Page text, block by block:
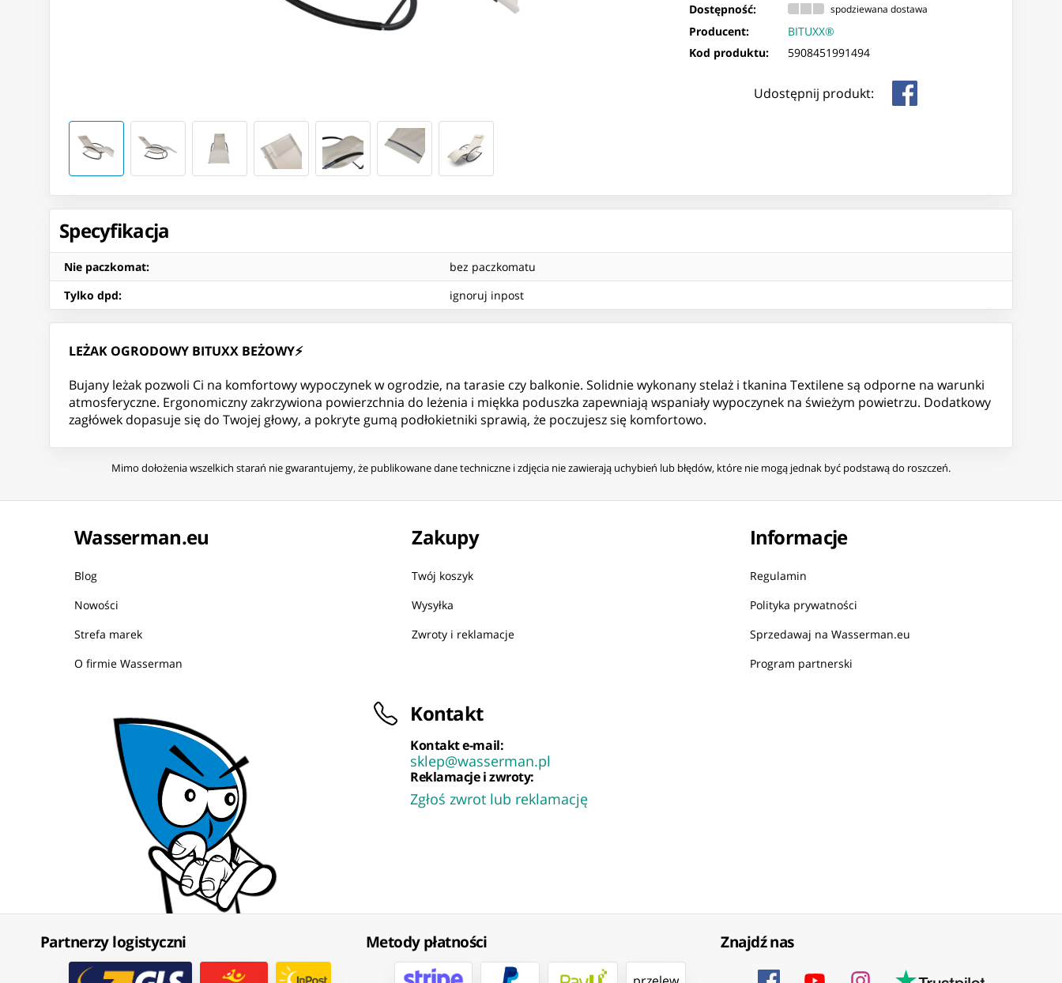
Dostępność: spodziewana dostawa
Producent:
BITUXX®
Kod produktu:
5908451991494
Udostępnij produkt:
Specyfikacja
Nie paczkomat:
bez paczkomatu
Tylko dpd: ignoruj inpost
LEŻAK OGRODOWY BITUXX BEŻOWY⚡
Bujany leżak pozwoli Ci na komfortowy wypoczynek w ogrodzie, na tarasie czy balkonie. Solidnie wykonany stelaż i tkanina Textilene są odporne na warunki
atmosferyczne. Ergonomiczny zakrzywiona powierzchnia do leżenia i miękka poduszka zapewniają wspaniały wypoczynek na świeżym powietrzu. Dodatkowy
zagłówek dopasuje się do Twojej głowy, a pokryte gumą podłokietniki sprawią, że poczujesz się komfortowo.
Mimo dołożenia wszelkich starań nie gwarantujemy, że publikowane dane techniczne i zdjęcia nie zawierają uchybień lub błędów, które nie mogą jednak być podstawą do roszczeń.
Wasserman.eu
Blog
Nowości
Strefa marek
O firmie Wasserman
Zakupy
Twój koszyk
Wysyłka
Zwroty i reklamacje
Informacje
Regulamin
Polityka prywatności
Sprzedawaj na Wasserman.eu
Program partnerski
Kontakt
Kontakt e-mail:
sklep@wasserman.pl
Reklamacje i zwroty:
Zgłoś zwrot lub reklamację
Partnerzy logistyczni Metody płatności Znajdź nas